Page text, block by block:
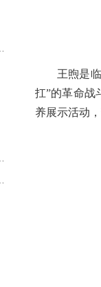
王煦是
扛”的革命战
养展示活动